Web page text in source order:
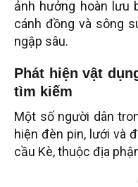
ảnh hưởng hoàn lưu
cánh đồng và sông
ngập sâu.
Phát hiện vật
tìm kiếm
Một số người dân
hiện đèn pin, lưới và
cầu Kè, thuộc địa